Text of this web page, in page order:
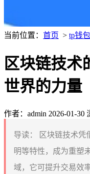
当前位置： 首页 > tp钱
区块链技术
世界的力量
作者：admin 2026-01-30
导读：
区块链技术凭
明等特性，成为重塑
域，它可提升交易效